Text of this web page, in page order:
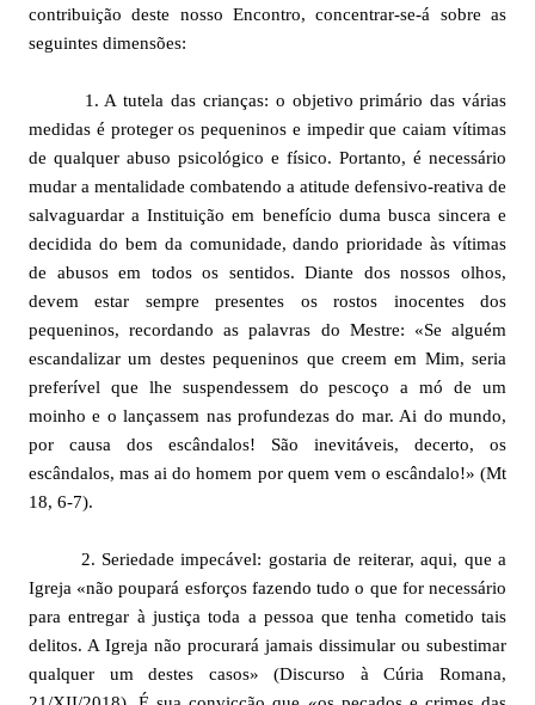
contribuição deste nosso Encontro, concentrar-se-á sobre as
seguintes dimensões:
1. A tutela das crianças: o objetivo primário das várias
medidas é proteger os pequeninos e impedir que caiam vítimas
de qualquer abuso psicológico e físico. Portanto, é necessário
mudar a mentalidade combatendo a atitude defensivo-reativa de
salvaguardar a Instituição em benefício duma busca sincera e
decidida do bem da comunidade, dando prioridade às vítimas
de abusos em todos os sentidos. Diante dos nossos olhos,
devem estar sempre presentes os rostos inocentes dos
pequeninos, recordando as palavras do Mestre: «Se alguém
escandalizar um destes pequeninos que creem em Mim, seria
preferível que lhe suspendessem do pescoço a mó de um
moinho e o lançassem nas profundezas do mar. Ai do mundo,
por causa dos escândalos! São inevitáveis, decerto, os
escândalos, mas ai do homem por quem vem o escândalo!» (Mt
18, 6-7).
2. Seriedade impecável: gostaria de reiterar, aqui, que a
Igreja «não poupará esforços fazendo tudo o que for necessário
para entregar à justiça toda a pessoa que tenha cometido tais
delitos. A Igreja não procurará jamais dissimular ou subestimar
qualquer um destes casos» (Discurso à Cúria Romana,